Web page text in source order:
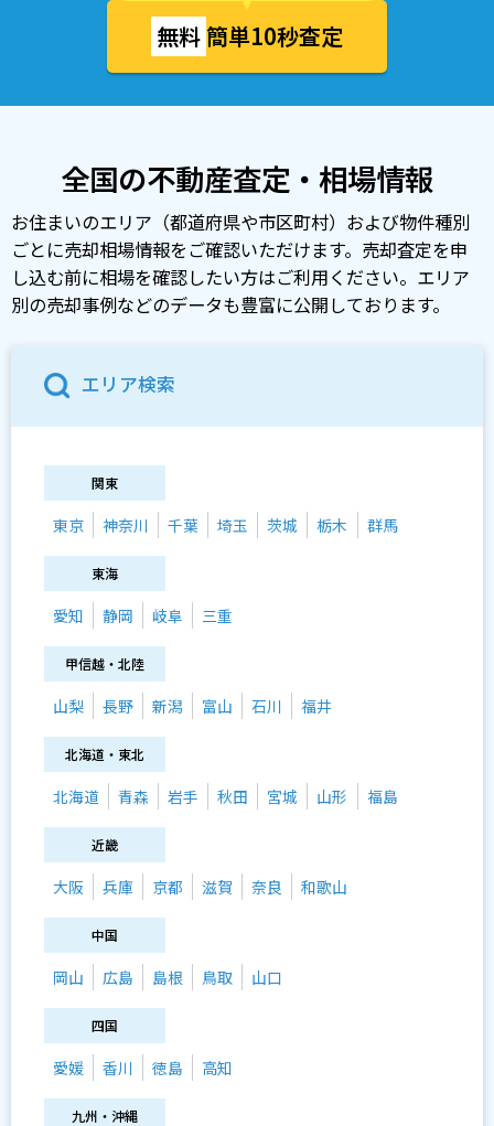
無料簡単10秒査定
全国の不動産査定・相場情報
お住まいのエリア（都道府県や市区町村）および物件種別
ごとに売却相場情報をご確認いただけます。売却査定を申
し込む前に相場を確認したい方はご利用ください。エリア
別の売却事例などのデータも豊富に公開しております。
エリア検索
関東
東京 神奈川 千葉 埼玉 茨城 栃木 群馬
東海
愛知 静岡 岐阜 三重
甲信越・北陸
山梨 長野 新潟 富山 石川 福井
北海道・東北
北海道 青森 岩手 秋田 宮城 山形 福島
近畿
大阪 兵庫 京都 滋賀 奈良 和歌山
中国
岡山 広島 島根 鳥取 山口
四国
愛媛 香川 徳島 高知
九州・沖縄